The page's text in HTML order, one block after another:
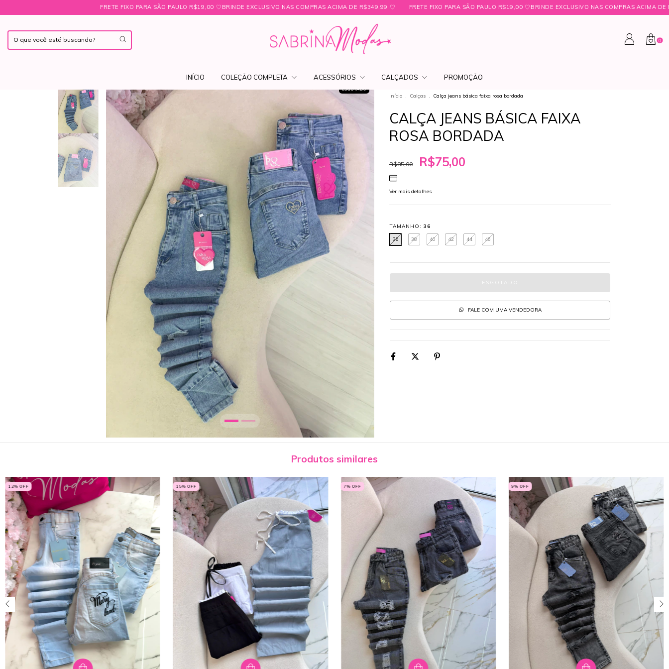
FRETE FIXO PARA SÃO PAULO R$19,00 ㅤ♡ㅤBRINDE EXCLUSIVO NAS COMPRAS ACIMA DE R$349,99 ㅤ♡ FRETE FIXO PARA SÃO PAULO R$19,00 ㅤ♡ㅤBRINDE EXCLUSIVO NAS COMPRAS ACIMA DE R$349,99 ㅤ♡ FRETE
0
INÍCIO COLEÇÃO COMPLETA ACESSÓRIOS CALÇADOS PROMOÇÃO
ESGOTADO
Início . Calças . Calça jeans básica faixa rosa bordada
CALÇA JEANS BÁSICA FAIXA
ROSA BORDADA
R$85,00 R$75,00
Ver mais detalhes
TAMANHO: 36
36
38 40 42 44 46
FALE COM UMA VENDEDORA
Produtos similares
12% OFF 15% OFF 7% OFF 9% OFF